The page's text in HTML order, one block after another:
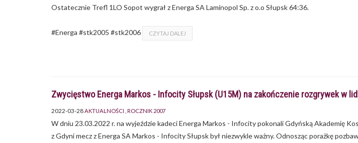
Ostatecznie Trefl 1LO Sopot wygrał z Energa SA Laminopol Sp. z o.o Słupsk 64:36.
#Energa #stk2005 #stk2006 CZYTAJ DALEJ
Zwycięstwo Energa Markos - Infocity Słupsk (U15M) na zakończenie rozgrywek w
2022-03-28AKTUALNOŚCI ROCZNIK 2007
W dniu 23.03.2022 r. na wyjeździe kadeci Energa Markos - Infocity pokonali Gdyńską Akademię
z Gdyni mecz z Energa SA Markos - Infocity Słupsk był niezwykle ważny. Odnosząc porażkę